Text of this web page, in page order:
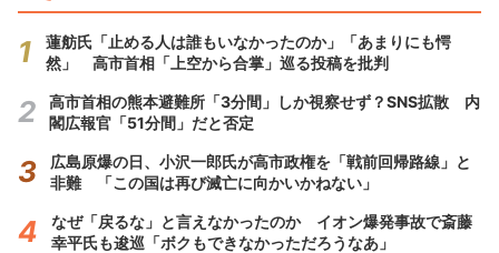
蓮舫氏「止める人は誰もいなかったのか」「あまりにも愕
然」 高市首相「上空から合掌」巡る投稿を批判
高市首相の熊本避難所「3分間」しか視察せず？SNS拡散 内
閣広報官「51分間」だと否定
広島原爆の日、小沢一郎氏が高市政権を「戦前回帰路線」と
非難 「この国は再び滅亡に向かいかねない」
なぜ「戻るな」と言えなかったのか イオン爆発事故で斎藤
幸平氏も逡巡「ボクもできなかっただろうなあ」